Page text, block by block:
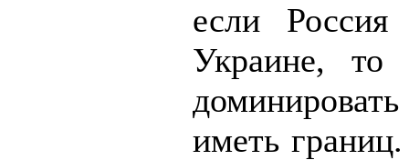
если
Украине, то
иметь